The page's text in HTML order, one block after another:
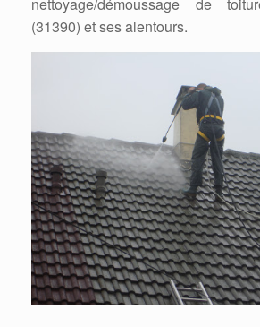
(31390) et ses alentours.